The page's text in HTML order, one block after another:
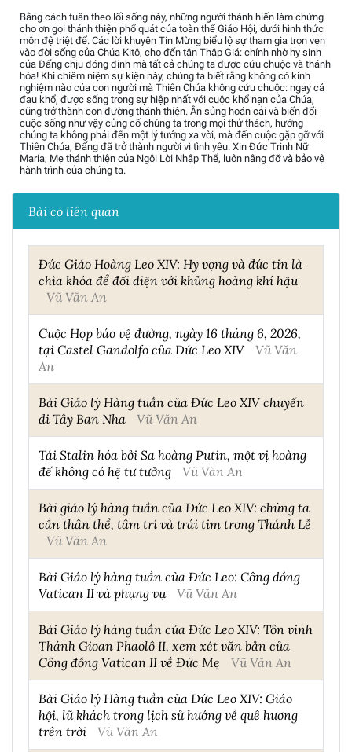
Bằng cách tuân theo lối sống này, những người thánh hiến làm chứng
cho ơn gọi thánh thiện phổ quát của toàn thể Giáo Hội, dưới hình thức
môn đệ triệt để. Các lời khuyên Tin Mừng biểu lộ sự tham gia trọn vẹn
vào đời sống của Chúa Kitô, cho đến tận Thập Giá: chính nhờ hy sinh
của Đấng chịu đóng đinh mà tất cả chúng ta được cứu chuộc và thánh
hóa! Khi chiêm niệm sự kiện này, chúng ta biết rằng không có kinh
nghiệm nào của con người mà Thiên Chúa không cứu chuộc: ngay cả
đau khổ, được sống trong sự hiệp nhất với cuộc khổ nạn của Chúa,
cũng trở thành con đường thánh thiện. Ân sủng hoán cải và biến đổi
cuộc sống như vậy củng cố chúng ta trong mọi thử thách, hướng
chúng ta không phải đến một lý tưởng xa vời, mà đến cuộc gặp gỡ với
Thiên Chúa, Đấng đã trở thành người vì tình yêu. Xin Đức Trinh Nữ
Maria, Mẹ thánh thiện của Ngôi Lời Nhập Thể, luôn nâng đỡ và bảo vệ
hành trình của chúng ta.
Bài có liên quan
Đức Giáo Hoàng Leo XIV: Hy vọng và đức tin là
chìa khóa để đối diện với khủng hoảng khí hậu
Vũ Văn An
Cuộc Họp báo vệ đường, ngày 16 tháng 6, 2026,
tại Castel Gandolfo của Đức Leo XIV
Vũ Văn
An
Bài Giáo lý Hàng tuần của Đức Leo XIV chuyến
đi Tây Ban Nha
Vũ Văn An
Tái Stalin hóa bởi Sa hoàng Putin, một vị hoàng
đế không có hệ tư tưởng
Vũ Văn An
Bài giáo lý hàng tuần của Đức Leo XIV: chúng ta
cần thân thể, tâm trí và trái tim trong Thánh Lễ
Vũ Văn An
Bài Giáo lý hàng tuần của Đức Leo: Công đồng
Vatican II và phụng vụ
Vũ Văn An
Bài Giáo lý hàng tuần của Đức Leo XIV: Tôn vinh
Thánh Gioan Phaolô II, xem xét văn bản của
Công đồng Vatican II về Đức Mẹ
Vũ Văn An
Bài Giáo lý Hàng tuần của Đức Leo XIV: Giáo
hội, lữ khách trong lịch sử hướng về quê hương
trên trời
Vũ Văn An